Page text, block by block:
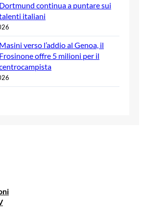
Dortmund continua a puntare sui
italiani
Masini verso l’addio al Genoa, il
Frosinone offre 5 milioni per il